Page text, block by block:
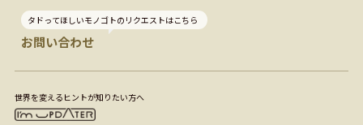
タドってほしいモノゴトのリクエストはこちら
お問い合わせ
世界を変えるヒントが知りたい方へ